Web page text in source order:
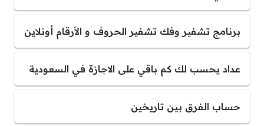
برنامج تشفير وفك تشفير الحروف و الأرقام أونلاين
عداد يحسب لك كم باقي على الاجازة في السعودية
حساب الفرق بين تاريخين